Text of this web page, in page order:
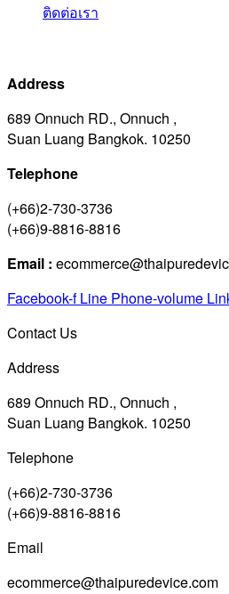
ติดต่อเรา
Address
689 Onnuch RD., Onnuch ,
Suan Luang Bangkok. 10250
Telephone
(+66)2-730-3736
(+66)9-8816-8816
Email :
Facebook-f Line Phone-volume
Contact Us
Address
689 Onnuch RD., Onnuch ,
Suan Luang Bangkok. 10250
Telephone
(+66)2-730-3736
(+66)9-8816-8816
Email
ecommerce@thaipuredevice.com